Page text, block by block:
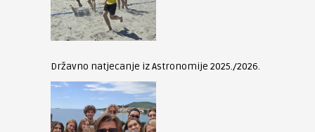
Državno natjecanje iz Astronomije 2025./2026.